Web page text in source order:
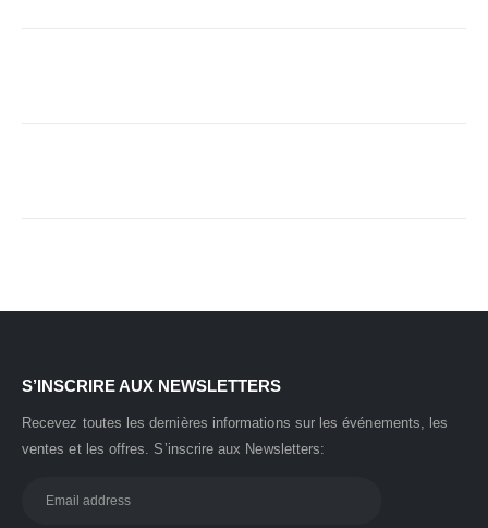
S’INSCRIRE AUX NEWSLETTERS
Recevez toutes les dernières informations sur les événements, les
ventes et les offres. S’inscrire aux Newsletters: